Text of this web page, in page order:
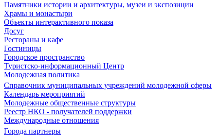
Памятники истории и архитектуры, музеи и экспозиции
Храмы и монастыри
Объекты интерактивного показа
Досуг
Рестораны и кафе
Гостиницы
Городское пространство
Туристско-информационный Центр
Молодежная политика
Справочник муниципальных учреждений молодежной сферы
Календарь мероприятий
Молодежные общественные структуры
Реестр НКО - получателей поддержки
Международные отношения
Города партнеры